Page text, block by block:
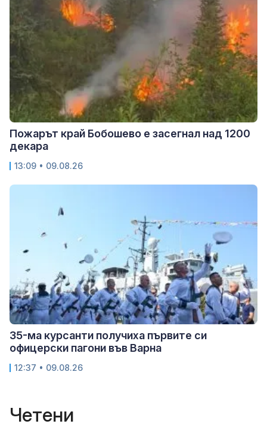
Пожарът край Бобошево е засегнал над 1200
декара
13:09 • 09.08.26
35-ма курсанти получиха първите си
офицерски пагони във Варна
12:37 • 09.08.26
Четени